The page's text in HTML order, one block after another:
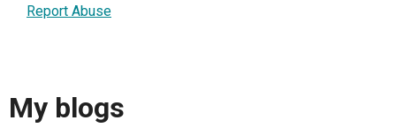
Report Abuse
My blogs